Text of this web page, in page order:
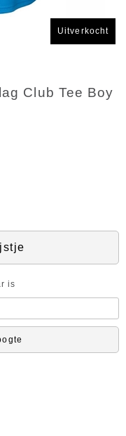
Uitverkocht
Club Tee Boy
is